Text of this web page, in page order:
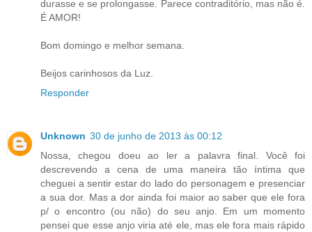
durasse e se prolongasse. Parece contraditório, mas não é.
É AMOR!
Bom domingo e melhor semana.
Beijos carinhosos da Luz.
Responder
Unknown 30 de junho de 2013 às 00:12
Nossa, chegou doeu ao ler a palavra final. Você foi
descrevendo a cena de uma maneira tão íntima que
cheguei a sentir estar do lado do personagem e presenciar
a sua dor. Mas a dor ainda foi maior ao saber que ele fora
p/ o encontro (ou não) do seu anjo. Em um momento
pensei que esse anjo viria até ele, mas ele fora mais rápido